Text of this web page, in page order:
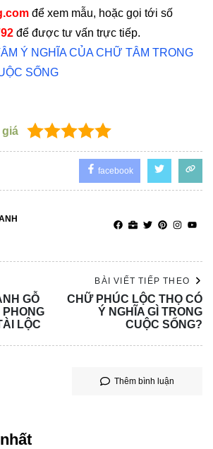
để xem mẫu, hoặc gọi tới số
để được tư vấn trực tiếp.
Ý NGHĨA CỦA CHỮ TÂM TRONG
SỐNG
facebook
GỖ
LỘC
BÀI VIẾT TIẾP THEO
CHỮ PHÚC LỘC THỌ CÓ
Ý NGHĨA GÌ TRONG
CUỘC SỐNG?
Thêm bình luận